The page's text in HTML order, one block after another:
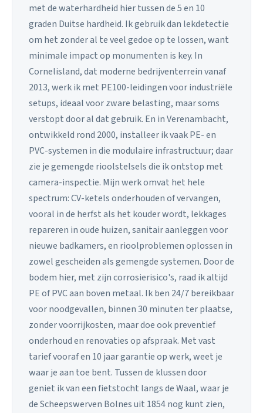
met de waterhardheid hier tussen de 5 en 10
graden Duitse hardheid. Ik gebruik dan lekdetectie
om het zonder al te veel gedoe op te lossen, want
minimale impact op monumenten is key. In
Cornelisland, dat moderne bedrijventerrein vanaf
2013, werk ik met PE100-leidingen voor industriële
setups, ideaal voor zware belasting, maar soms
verstopt door al dat gebruik. En in Verenambacht,
ontwikkeld rond 2000, installeer ik vaak PE- en
PVC-systemen in die modulaire infrastructuur; daar
zie je gemengde rioolstelsels die ik ontstop met
camera-inspectie. Mijn werk omvat het hele
spectrum: CV-ketels onderhouden of vervangen,
vooral in de herfst als het kouder wordt, lekkages
repareren in oude huizen, sanitair aanleggen voor
nieuwe badkamers, en rioolproblemen oplossen in
zowel gescheiden als gemengde systemen. Door de
bodem hier, met zijn corrosierisico's, raad ik altijd
PE of PVC aan boven metaal. Ik ben 24/7 bereikbaar
voor noodgevallen, binnen 30 minuten ter plaatse,
zonder voorrijkosten, maar doe ook preventief
onderhoud en renovaties op afspraak. Met vast
tarief vooraf en 10 jaar garantie op werk, weet je
waar je aan toe bent. Tussen de klussen door
geniet ik van een fietstocht langs de Waal, waar je
de Scheepswerven Bolnes uit 1854 nog kunt zien,